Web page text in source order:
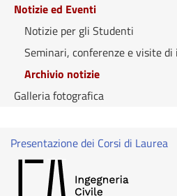
Notizie ed Eventi
Notizie per gli Studenti
Seminari, conferenze e visite
Archivio notizie
Galleria fotografica
Presentazione dei Corsi di Laurea